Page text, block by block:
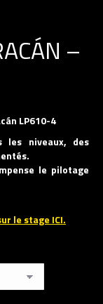
–
LP610-4
les niveaux, des
le pilotage
le stage ICI.